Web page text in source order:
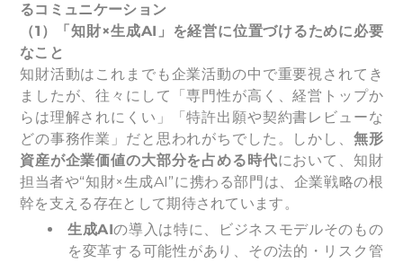
るコミュニケーション
（1）「知財×生成AI」を経営に位置づけるために必要
なこと
知財活動はこれまでも企業活動の中で重要視されてき
ましたが、往々にして「専門性が高く、経営トップか
らは理解されにくい」「特許出願や契約書レビューな
どの事務作業」だと思われがちでした。しかし、 無形
資産が企業価値の大部分を占める時代において、知財
担当者や“知財×生成AI”に携わる部門は、企業戦略の根
幹を支える存在として期待されています。
生成AIの導入は特に、ビジネスモデルそのもの
を変革する可能性があり、その法的・リスク管